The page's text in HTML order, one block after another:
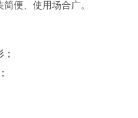
便、使用场合广。